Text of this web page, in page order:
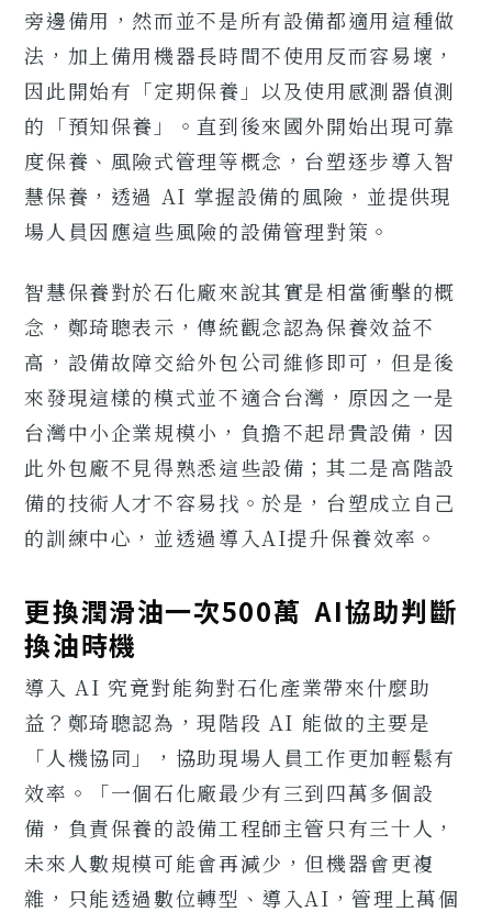
旁邊備用，然而並不是所有設備都適用這種做
法，加上備用機器長時間不使用反而容易壞，
因此開始有「定期保養」以及使用感測器偵測
的「預知保養」。直到後來國外開始出現可靠
度保養、風險式管理等概念，台塑逐步導入智
慧保養，透過 AI 掌握設備的風險，並提供現
場人員因應這些風險的設備管理對策。
智慧保養對於石化廠來說其實是相當衝擊的概
念，鄭琦聰表示，傳統觀念認為保養效益不
高，設備故障交給外包公司維修即可，但是後
來發現這樣的模式並不適合台灣，原因之一是
台灣中小企業規模小，負擔不起昂貴設備，因
此外包廠不見得熟悉這些設備；其二是高階設
備的技術人才不容易找。於是，台塑成立自己
的訓練中心，並透過導入AI提升保養效率。
更換潤滑油一次500萬 AI協助判斷
換油時機
導入 AI 究竟對能夠對石化產業帶來什麼助
益？鄭琦聰認為，現階段 AI 能做的主要是
「人機協同」，協助現場人員工作更加輕鬆有
效率。「一個石化廠最少有三到四萬多個設
備，負責保養的設備工程師主管只有三十人，
未來人數規模可能會再減少，但機器會更複
雜，只能透過數位轉型、導入AI，管理上萬個